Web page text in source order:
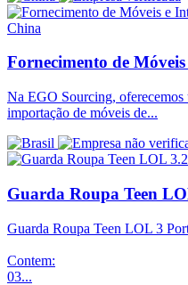
Fornecimento de
Na EGO Sourcing, oferecemos
importação de móveis de...
Guarda Roupa Teen
Guarda Roupa Teen LOL 3
Contem:
03...